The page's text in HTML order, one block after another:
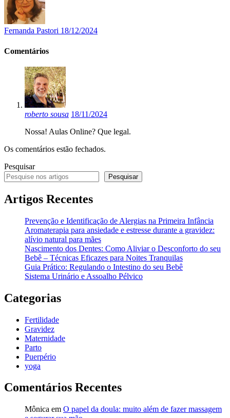
Fernanda Pastori 18/12/2024
Comentários
roberto sousa 18/11/2024
Nossa! Aulas Online? Que legal.
Os comentários estão fechados.
Pesquisar
Pesquisar
Artigos Recentes
Prevenção e Identificação de Alergias na Primeira Infância
Aromaterapia para ansiedade e estresse durante a gravidez:
alívio natural para mães
Nascimento dos Dentes: Como Aliviar o Desconforto do seu
Bebê – Técnicas Eficazes para Noites Tranquilas
Guia Prático: Regulando o Intestino do seu Bebê
Sistema Urinário e Assoalho Pélvico
Categorias
Fertilidade
Gravidez
Maternidade
Parto
Puerpério
yoga
Comentários Recentes
Mônica em O papel da doula: muito além de fazer massagem